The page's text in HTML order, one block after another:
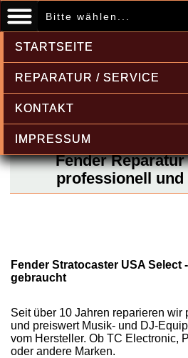
Bitte wählen...
STARTSEITE
REPARATUR / SERVICE
KONTAKT
IMPRESSUM
Fender
professionell
Fender Stratocaster USA Select
gebraucht
Seit über 10 Jahren reparieren wir
und preiswert Musik- und DJ-
vom Hersteller. Ob TC Electronic,
oder andere Marken.